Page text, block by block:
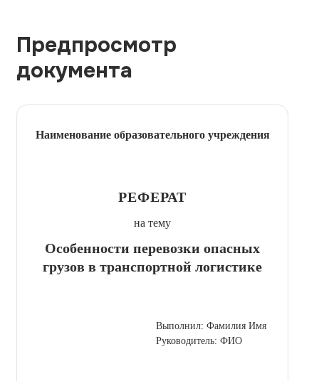
Предпросмотр
документа
Наименование образовательного учреждения
РЕФЕРАТ
на тему
Особенности перевозки опасных
грузов в транспортной логистике
Выполнил: Фамилия Имя
Руководитель: ФИО